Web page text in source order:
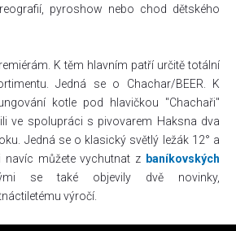
pyroshow nebo chod dětského
K těm hlavním patří určitě totální
Jedná se o Chachar/BEER. K
kotle pod hlavičkou "Chachaři"
ve spolupráci s pivovarem Haksna dva
Jedná se o klasický světlý ležák 12° a
navíc můžete vychutnat z baníkovských
se také objevily dvě novinky,
výročí.